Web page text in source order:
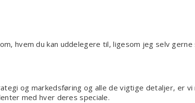
hvem du kan uddelegere til, ligesom jeg selv
og markedsføring og alle de vigtige detaljer, er
med hver deres speciale.